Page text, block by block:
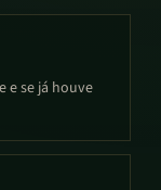
e se já houve